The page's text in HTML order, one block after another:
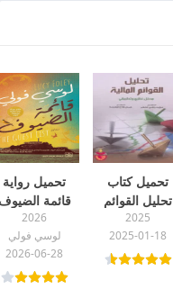
تحميل كتاب
تحليل القوائم
المالية pdf
2025
2025-01-18
تحميل رواية
قائمة
pdf
2026
لوسي فولي
2026-06-28